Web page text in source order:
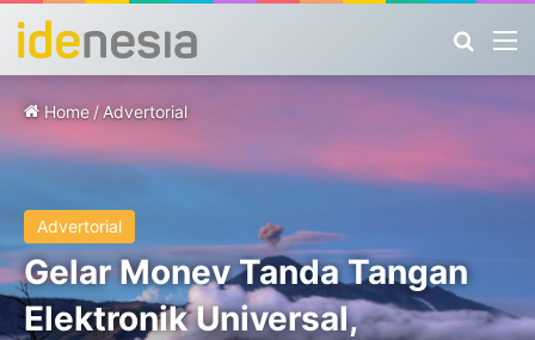
Home / Advertorial
Advertorial
Gelar Monev Tanda Tangan
Elektronik Universal,